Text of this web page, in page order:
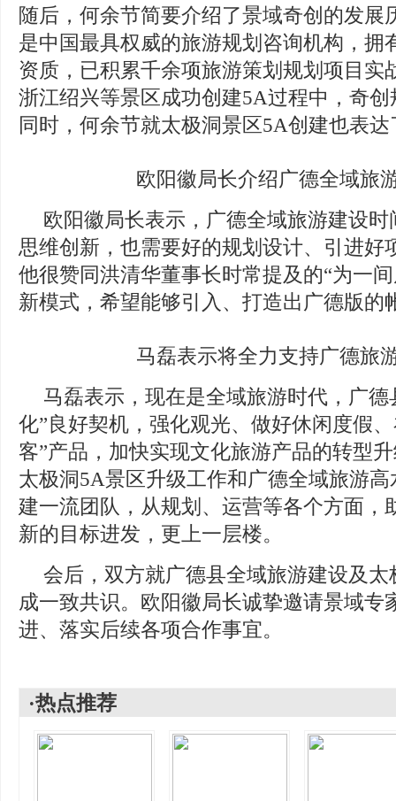
随后，何余节简要介绍了景域奇创的发展
是中国最具权威的旅游规划咨询机构，拥
资质，已积累千余项旅游策划规划项目实
浙江绍兴等景区成功创建5A过程中，奇
同时，何余节就太极洞景区5A创建也表
欧阳徽局长介绍广德全域旅
欧阳徽局长表示，广德全域旅游建设
思维创新，也需要好的规划设计、引进好
他很赞同洪清华董事长时常提及的“为一
新模式，希望能够引入、打造出广德版的
马磊表示将全力支持广德旅
马磊表示，现在是全域旅游时代，广德
化”良好契机，强化观光、做好休闲度假
客”产品，加快实现文化旅游产品的转型
太极洞5A景区升级工作和广德全域旅游
建一流团队，从规划、运营等各个方面，
新的目标进发，更上一层楼。
会后，双方就广德县全域旅游建设及
成一致共识。欧阳徽局长诚挚邀请景域专
进、落实后续各项合作事宜。
·热点推荐